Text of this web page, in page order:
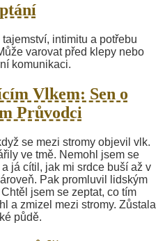
intimitu a potřebu
varovat před klepy nebo
komunikaci.
Vlkem: Sen o
Průvodci
se mezi stromy objevil vlk.
ve tmě. Nemohl jsem se
já cítil, jak mi srdce buší až v
Pak promluvil lidským
jsem se zeptat, co tím
a zmizel mezi stromy. Zůstala
půdě.